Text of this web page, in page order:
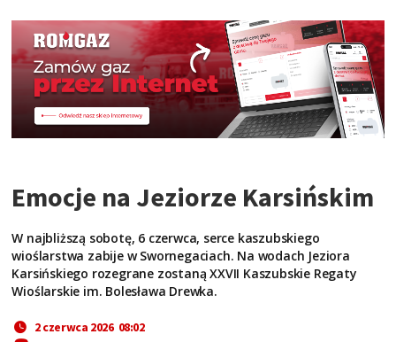
Emocje na Jeziorze Karsińskim
W najbliższą sobotę, 6 czerwca, serce kaszubskiego
wioślarstwa zabije w Swornegaciach. Na wodach Jeziora
Karsińskiego rozegrane zostaną XXVII Kaszubskie Regaty
Wioślarskie im. Bolesława Drewka.
2 czerwca 2026 08:02